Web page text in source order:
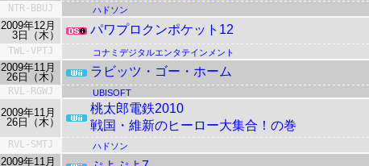
NTR-BBUJ
ハドソン
2009年12月
3日（木）
パワプロクンポケット12
TWL-VPTJ コナミデジタルエンタテインメント
2009年11月
26日（木）
ラビッツ・ゴー・ホーム
RVL-RGWJ
UBISOFT
2009年11月
26日（木）
桃太郎電鉄2010
戦国・維新のヒーロー大集合！の巻
RVL-SMTJ ハドソン
2009年11月